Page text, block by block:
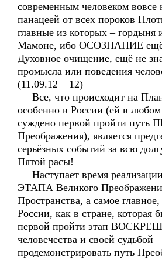
современным человеком вовсе
панацеей от всех пороков
главные из которых – гордыня
Мамоне, ибо ОСОЗНАНИЕ ещё
Духовное очищение, ещё не
промысла или поведения
(11.09.12 – 12)
Все, что происходит на
особенно в России (ей в любом
суждено первой пройти путь
Преображения), является
серьёзных событий за всю
Пятой расы!
Наступает время
ЭТАПА Великого
Пространства, а самое
России, как в стране, которая
первой пройти этап
человечества и своей судьбой
продемонстрировать путь